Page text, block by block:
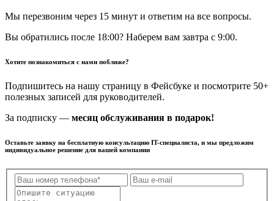
Мы перезвоним через 15 минут и ответим на все вопросы.
Вы обратились после 18:00? Наберем вам завтра с 9:00.
Хотите познакомиться с нами поближе?
Подпишитесь на нашу страницу в Фейсбуке и посмотрите 50+
полезных записей для руководителей.
За подписку — месяц обслуживания в подарок!
Оставьте заявку на бесплатную консультацию IT-специалиста, и мы предложим
индивидуальное решение для вашей компании